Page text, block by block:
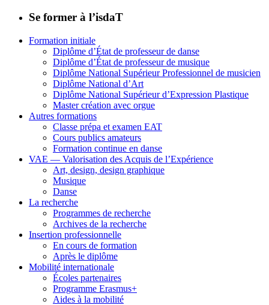
Se former à l’isdaT
Formation initiale
Diplôme d’État de professeur de danse
Diplôme d’État de professeur de musique
Diplôme National Supérieur Professionnel de musicien
Diplôme National d’Art
Diplôme National Supérieur d’Expression Plastique
Master création avec orgue
Autres formations
Classe prépa et examen EAT
Cours publics amateurs
Formation continue en danse
VAE — Valorisation des Acquis de l’Expérience
Art, design, design graphique
Musique
Danse
La recherche
Programmes de recherche
Archives de la recherche
Insertion professionnelle
En cours de formation
Après le diplôme
Mobilité internationale
Écoles partenaires
Programme Erasmus+
Aides à la mobilité